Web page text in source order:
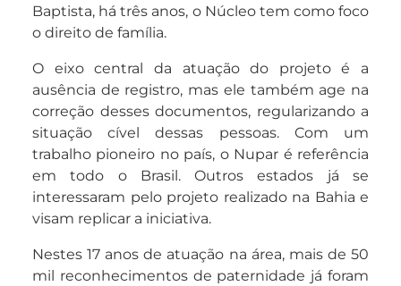
Baptista, há três anos, o Núcleo tem como foco
o direito de família.
O eixo central da atuação do projeto é a
ausência de registro, mas ele também age na
correção desses documentos, regularizando a
situação cível dessas pessoas. Com um
trabalho pioneiro no país, o Nupar é referência
em todo o Brasil. Outros estados já se
interessaram pelo projeto realizado na Bahia e
visam replicar a iniciativa.
Nestes 17 anos de atuação na área, mais de 50
mil reconhecimentos de paternidade já foram